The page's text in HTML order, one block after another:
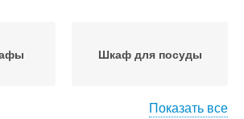
Шкаф для посуды
Показать все